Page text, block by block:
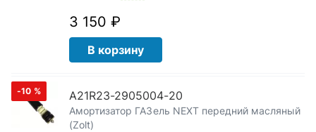
3 150 ₽
В корзину
-10 % А21R23-2905004-20
Амортизатор ГАЗель NEXT передний масляный
(Zolt)